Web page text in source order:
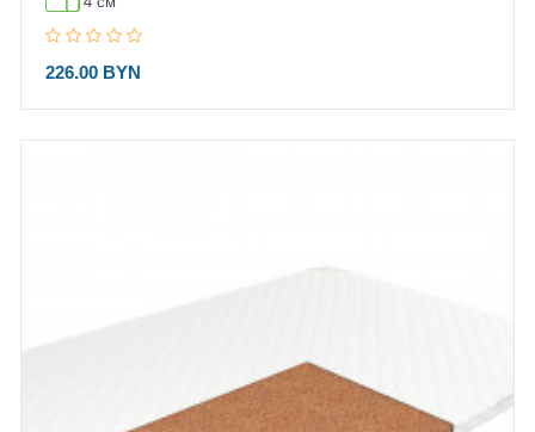
226.00 BYN